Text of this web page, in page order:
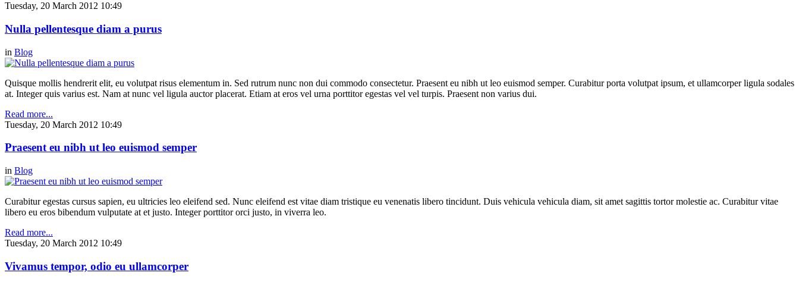
Tuesday, 20 March 2012 10:49
Nulla pellentesque diam a purus
in Blog
Quisque mollis hendrerit elit, eu volutpat risus elementum in. Sed rutrum nunc non dui commodo consectetur. Praesent eu nibh ut leo euismod semper. Curabitur porta volutpat ipsum, et ullamcorper ligula sodales
at. Integer quis varius est. Nam at nunc vel ligula auctor placerat. Etiam at eros vel urna porttitor egestas vel vel turpis. Praesent non varius dui.
Read more...
Tuesday, 20 March 2012 10:49
Praesent eu nibh ut leo euismod semper
in Blog
Curabitur egestas cursus sapien, eu ultricies leo eleifend sed. Nunc eleifend est vitae diam tristique eu venenatis libero tincidunt. Duis vehicula vehicula diam, sit amet sagittis tortor molestie ac. Curabitur vitae
libero eu eros bibendum vulputate at et justo. Integer porttitor orci justo, in viverra leo.
Read more...
Tuesday, 20 March 2012 10:49
Vivamus tempor, odio eu ullamcorper